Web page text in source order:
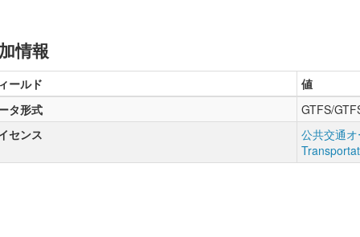
情報
ールド
値
タ形式
GTFS/
センス
公共交通